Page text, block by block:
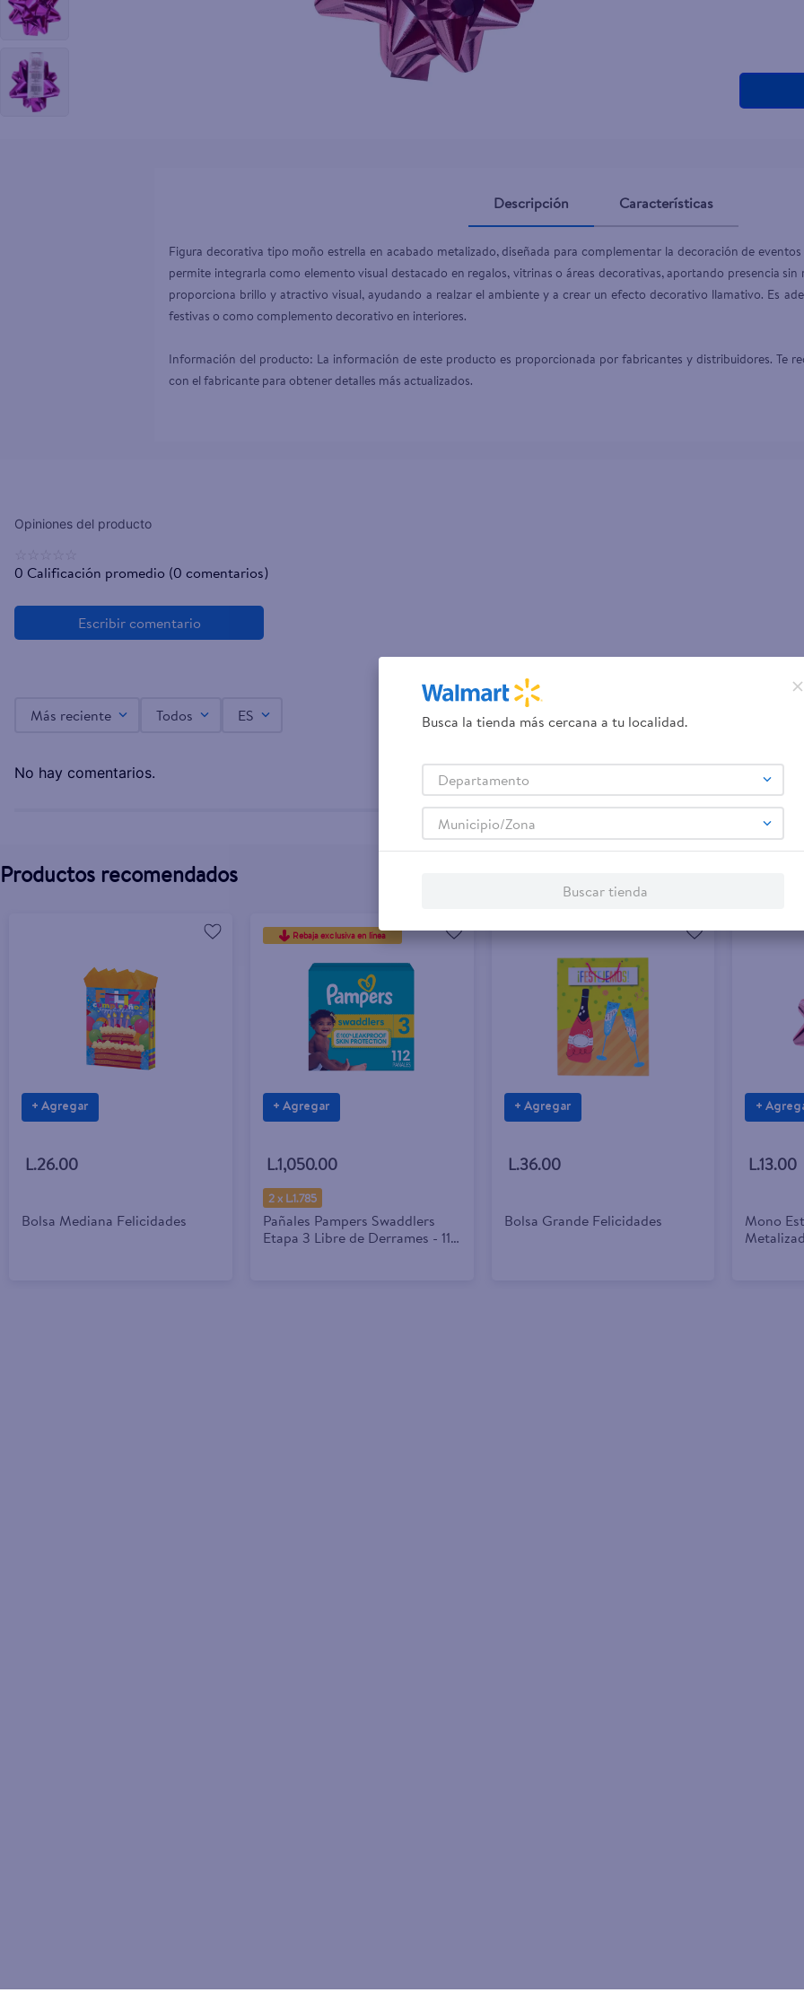
Descripción Características
Figura decorativa tipo moño estrella en acabado metalizado, diseñada para complementar la decoración de
permite integrarla como elemento visual destacado en regalos, vitrinas o áreas decorativas, aportando presencia
proporciona brillo y atractivo visual, ayudando a realzar el ambiente y a crear un efecto decorativo llamativo. Es
festivas o como complemento decorativo en interiores.
Información del producto: La información de este producto es proporcionada por fabricantes y distribuidores. Te
con el fabricante para obtener detalles más actualizados.
0 Calificación promedio (0 comentarios)
Más reciente Todos ES
No hay comentarios.
Productos recomendados
+ Agregar
L.26.00
Bolsa Mediana Felicidades
Rebaja exclusiva en línea
+ Agregar
L.1,050.00
2 x L.1.785
Pañales Pampers Swaddlers
Etapa 3 Libre de Derrames - 112
+ Agregar
L.36.00
Bolsa Grande Felicidades
+
L.13.00
Mono
Busca la tienda más cercana a tu localidad.
Departamento
Municipio/Zona
Buscar tienda
10. aceite